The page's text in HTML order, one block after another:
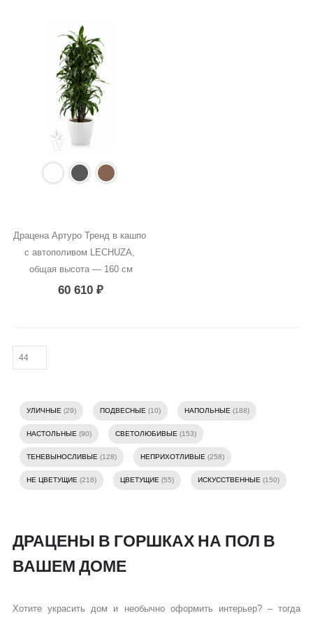
Драцена Артуро Тренд в кашпо
с автополивом LECHUZA,
общая высота — 160 см
60 610₽
УЛИЧНЫЕ(29) ПОДВЕСНЫЕ(10) НАПОЛЬНЫЕ(188)
НАСТОЛЬНЫЕ(90) СВЕТОЛЮБИВЫЕ(153)
ТЕНЕВЫНОСЛИВЫЕ(128) НЕПРИХОТЛИВЫЕ(258)
НЕ ЦВЕТУЩИЕ(216) ЦВЕТУЩИЕ(55) ИСКУССТВЕННЫЕ(150)
ДРАЦЕНЫ В ГОРШКАХ НА ПОЛ В
ВАШЕМ ДОМЕ
Хотите украсить дом и необычно оформить интерьер? – тогда